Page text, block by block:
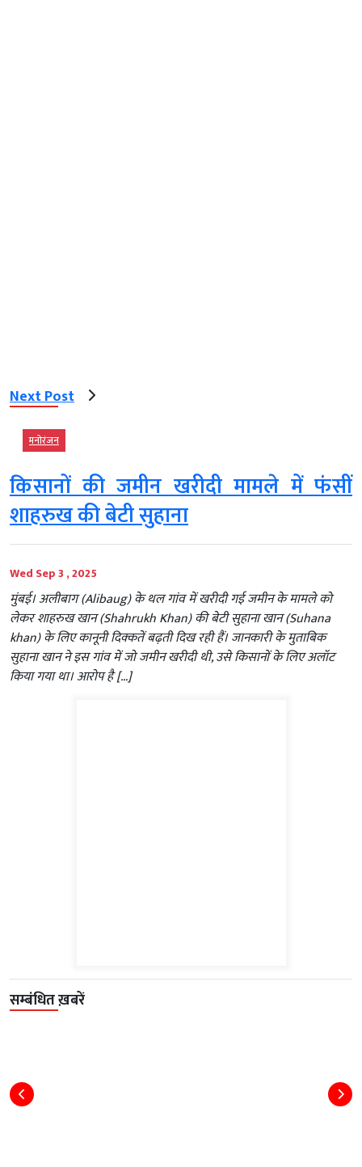
Next Post
मनोरंजन
किसानों की जमीन खरीदी मामले में फंसीं
शाहरुख की बेटी सुहाना
Wed Sep 3 , 2025
मुंबई। अलीबाग (Alibaug) के थल गांव में खरीदी गई जमीन के मामले को
लेकर शाहरुख खान (Shahrukh Khan) की बेटी सुहाना खान (Suhana
khan) के लिए कानूनी दिक्कतें बढ़ती दिख रही हैं। जानकारी के मुताबिक
सुहाना खान ने इस गांव में जो जमीन खरीदी थी, उसे किसानों के लिए अलॉट
किया गया था। आरोप है […]
सम्बंधित ख़बरें